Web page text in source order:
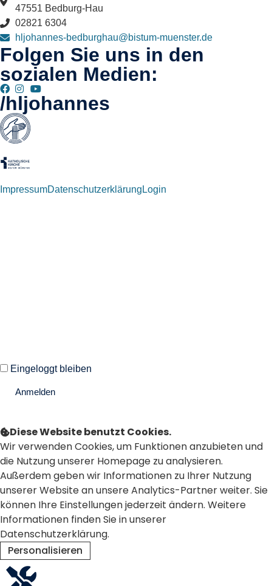
47551 Bedburg-Hau
02821 6304
hljohannes-bedburghau@bistum-muenster.de
Folgen Sie uns in den
sozialen Medien:
/hljohannes
ImpressumDatenschutzerklärung Login
Eingeloggt bleiben
Anmelden
Diese Website benutzt Cookies.
Wir verwenden Cookies, um Funktionen anzubieten und
die Nutzung unserer Homepage zu analysieren.
Außerdem geben wir Informationen zu Ihrer Nutzung
unserer Website an unsere Analytics-Partner weiter. Sie
können Ihre Einstellungen jederzeit ändern. Weitere
Informationen finden Sie in unserer
Datenschutzerklärung.
Personalisieren